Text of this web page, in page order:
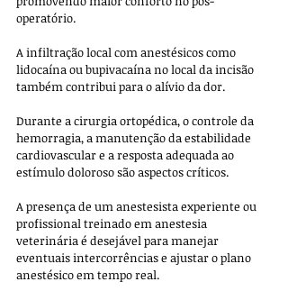
operatório.
A infiltração local com anestésicos como
lidocaína ou bupivacaína no local da incisão
também contribui para o alívio da dor.
Durante a cirurgia ortopédica, o controle da
hemorragia, a manutenção da estabilidade
cardiovascular e a resposta adequada ao
estímulo doloroso são aspectos críticos.
A presença de um anestesista experiente ou
profissional treinado em anestesia
veterinária é desejável para manejar
eventuais intercorrências e ajustar o plano
anestésico em tempo real.